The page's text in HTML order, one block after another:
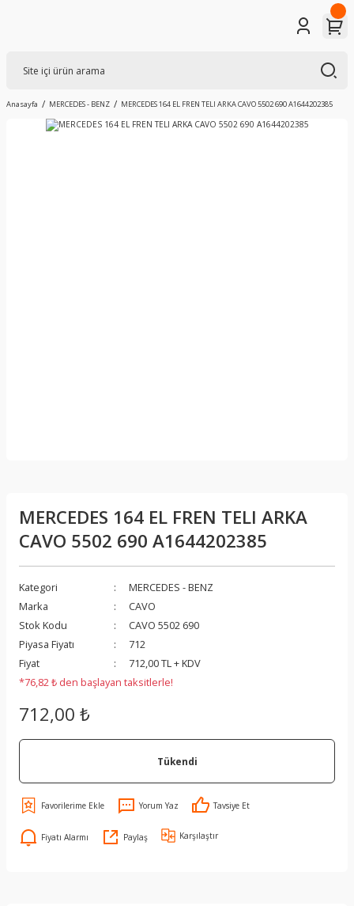
Anasayfa MERCEDES - BENZ MERCEDES 164 EL FREN TELI ARKA CAVO 5502 690 A1644202385
MERCEDES 164 EL FREN TELI ARKA
CAVO 5502 690 A1644202385
Kategori
MERCEDES - BENZ
Marka
CAVO
Stok Kodu
CAVO 5502 690
Piyasa Fiyatı
712
Fiyat
712,00 TL + KDV
*76,82 ₺ den başlayan taksitlerle!
712,00 ₺
Tükendi
Yorum Yaz Tavsiye Et
Fiyatı Alarmı Paylaş Karşılaştır